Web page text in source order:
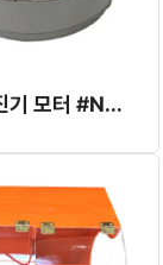
랠리 집진기 모터 #NV070N7